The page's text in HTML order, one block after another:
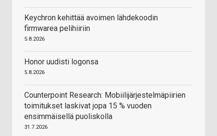
Keychron kehittää avoimen lähdekoodin
firmwarea pelihiiriin
5.8.2026
Honor uudisti logonsa
5.8.2026
Counterpoint Research: Mobiilijärjestelmäpiirien
toimitukset laskivat jopa 15 % vuoden
ensimmäisellä puoliskolla
31.7.2026